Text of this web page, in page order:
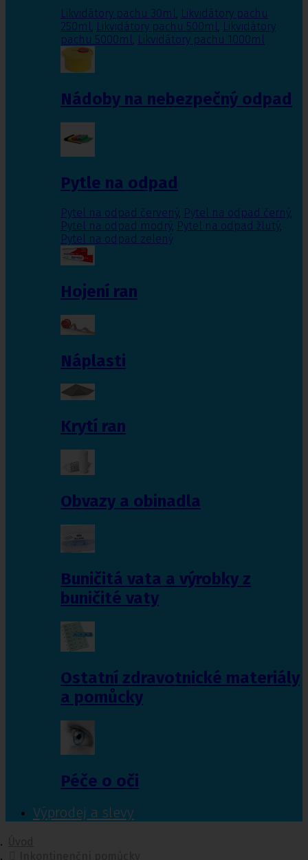
Likvidátory pachu 30ml, Likvidátory pachu
250ml, Likvidátory pachu 500ml, Likvidátory
pachu 5000ml, Likvidátory pachu 1000ml
Nádoby na nebezpečný odpad
Pytle na odpad
Pytel na odpad červený, Pytel na odpad černý,
Pytel na odpad modrý, Pytel na odpad žlutý,
Pytel na odpad zelený
Hojení ran
Náplasti
Krytí ran
Obvazy a obinadla
Buničitá vata a výrobky z
buničité vaty
Ostatní zdravotnické materiály
a pomůcky
Péče o oči
Výprodej a slevy